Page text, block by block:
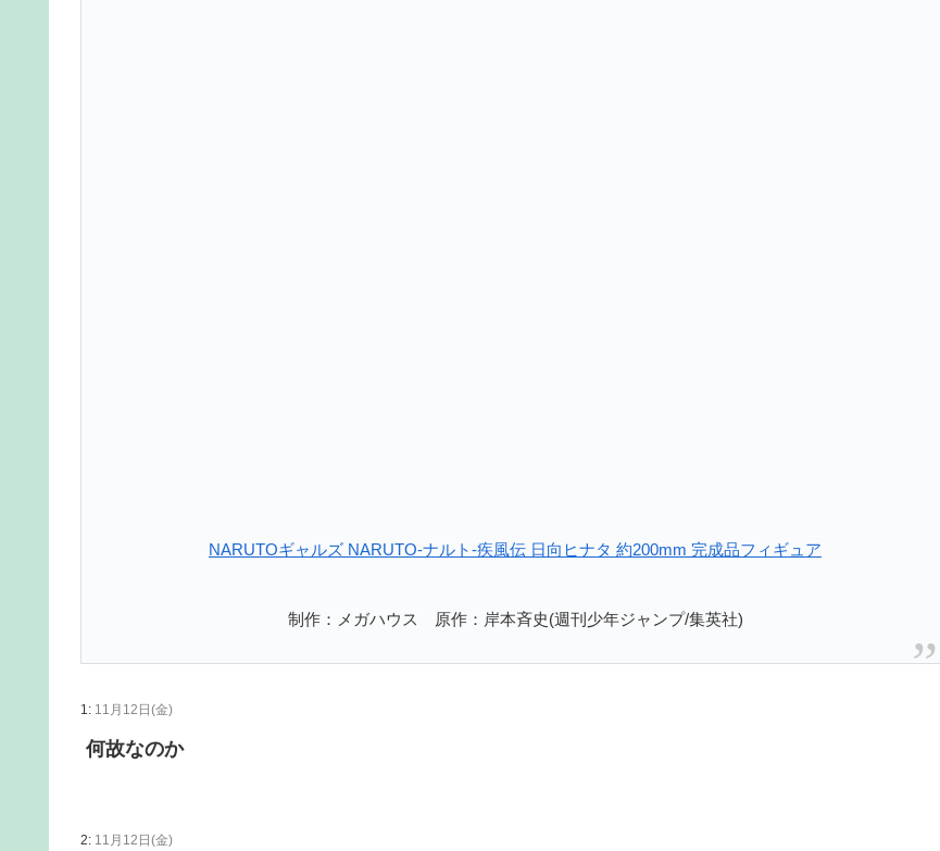
NARUTOギャルズ NARUTO‐ナルト‐疾風伝 日向ヒナタ 約200mm 完成品フィギュア
制作：メガハウス 原作：岸本斉史(週刊少年ジャンプ/集英社)
1: 11月12日(金)
何故なのか
2: 11月12日(金)